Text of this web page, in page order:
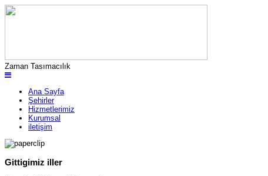
Zaman Tasımacılık
Ana Sayfa
Şehirler
Hizmetlerimiz
Kurumsal
iletişim
Gittigimiz iller